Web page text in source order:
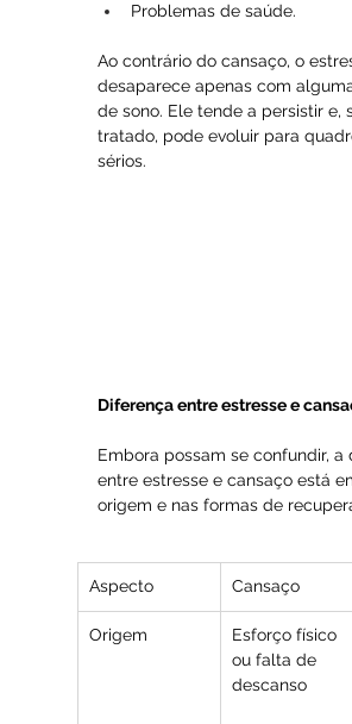
Problemas de saúde.
Ao contrário do cansaço, o
desaparece apenas com
de sono. Ele tende a persistir e,
tratado, pode evoluir para
sérios.
Diferença entre estresse e
Embora possam se confundir, a
entre estresse e cansaço está
origem e nas formas de
Aspecto Cansaço
Origem
Esforço físico
ou falta de
descanso